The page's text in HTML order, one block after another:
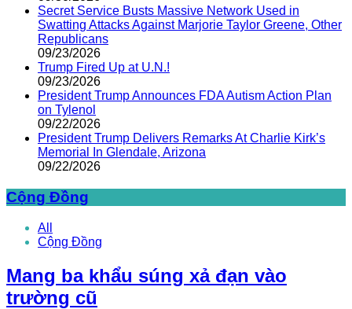
Secret Service Busts Massive Network Used in
Swatting Attacks Against Marjorie Taylor Greene, Other
Republicans
09/23/2026
Trump Fired Up at U.N.!
09/23/2026
President Trump Announces FDA Autism Action Plan
on Tylenol
09/22/2026
President Trump Delivers Remarks At Charlie Kirk’s
Memorial In Glendale, Arizona
09/22/2026
Cộng Đồng
All
Cộng Đồng
Mang ba khẩu súng xả đạn vào
trường cũ